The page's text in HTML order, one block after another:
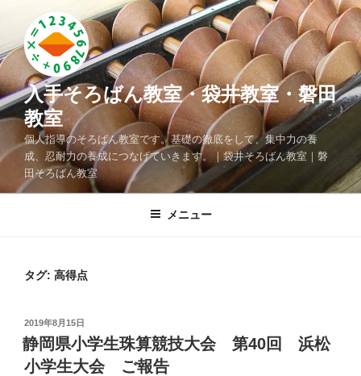
テ
ン
ツ
へ
ス
ッ
入手そろばん教室・袋井教室・磐田
教室
個人指導のそろばん教室です。基礎の徹底をして、集中力の養
成、忍耐力の養成につなげていきます。｜袋井そろばん教室｜磐
田そろばん教室
メニュー
タグ: 高得点
投
稿
日:
2019年8月15日
静岡県小学生珠算競技大会 第40回 浜松
小学生大会 ご報告